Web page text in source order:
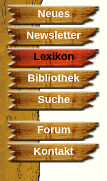
Neues
Newsletter
Lexikon
Bibliothek
Suche
Forum
Kontakt